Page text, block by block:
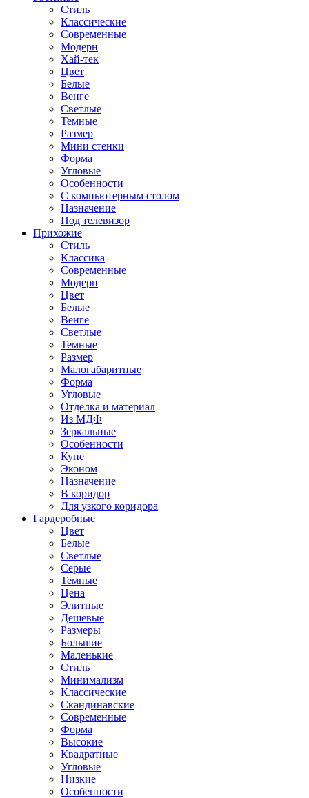
Стиль
Классические
Современные
Модерн
Хай-тек
Цвет
Белые
Венге
Светлые
Темные
Размер
Мини стенки
Форма
Угловые
Особенности
С компьютерным столом
Назначение
Под телевизор
Прихожие
Стиль
Классика
Современные
Модерн
Цвет
Белые
Венге
Светлые
Темные
Размер
Малогабаритные
Форма
Угловые
Отделка и материал
Из МДФ
Зеркальные
Особенности
Купе
Эконом
Назначение
В коридор
Для узкого коридора
Гардеробные
Цвет
Белые
Светлые
Серые
Темные
Цена
Элитные
Дешевые
Размеры
Большие
Маленькие
Стиль
Минимализм
Классические
Скандинавские
Современные
Форма
Высокие
Квадратные
Угловые
Низкие
Особенности